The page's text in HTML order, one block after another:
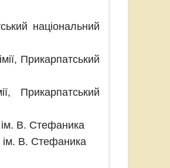
національний
Прикарпатський
Прикарпатський
ім. В. Стефаника
ім. В. Стефаника